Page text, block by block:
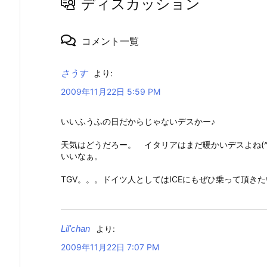
ディスカッション
コメント一覧
さうす
より:
2009年11月22日 5:59 PM
いいふうふの日だからじゃないデスかー♪
天気はどうだろー。 イタリアはまだ暖かいデスよね
いいなぁ。
TGV。。。ドイツ人としてはICEにもぜひ乗って頂きた
Lil'chan
より:
2009年11月22日 7:07 PM